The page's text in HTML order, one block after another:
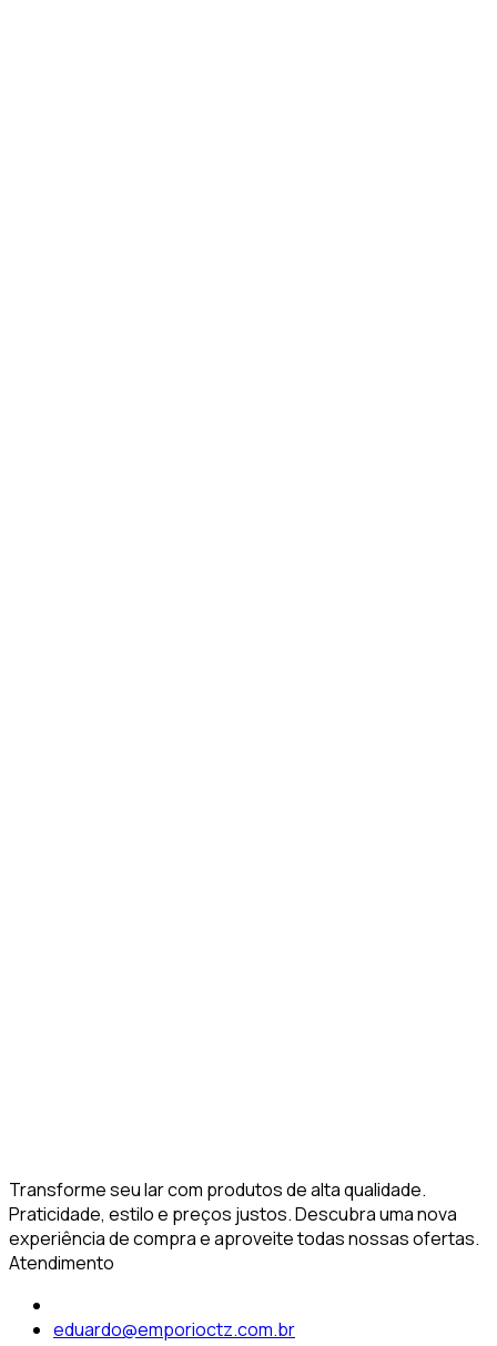
Transforme seu lar com produtos de alta qualidade.
Praticidade, estilo e preços justos. Descubra uma nova
experiência de compra e aproveite todas nossas ofertas.
Atendimento
eduardo@emporioctz.com.br